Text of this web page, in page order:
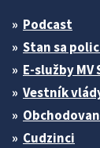
Podcast
Stan sa
E-služby MV
Vestník
Cudzinci